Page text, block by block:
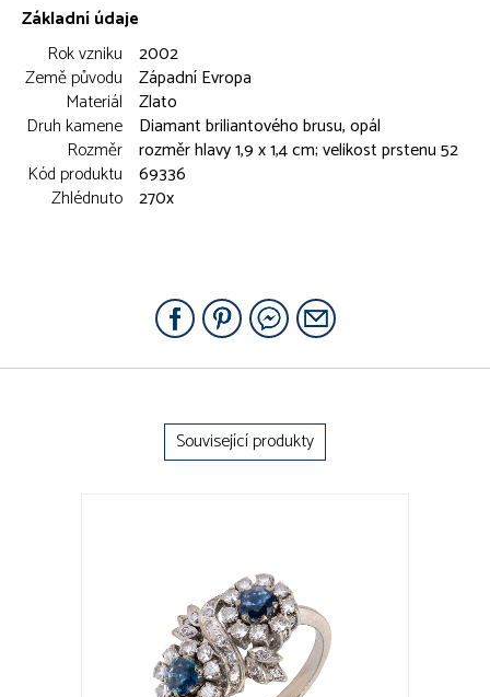
Základní údaje
Rok vzniku 2002
Země původu Západní Evropa
Materiál Zlato
Druh kamene Diamant briliantového brusu, opál
Rozměr rozměr hlavy 1,9 x 1,4 cm; velikost prstenu 52
Kód produktu 69336
Zhlédnuto 270x
Související produkty